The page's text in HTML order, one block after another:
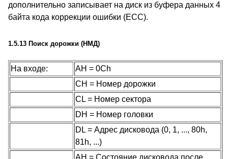
дополнительно записывает на диск из буфера данных 4
байта кода коррекции ошибки (ECC).
1.5.13 Поиск дорожки (НМД)
На входе:
AH = 0Ch
CH = Номер дорожки
CL = Номер сектора
DH = Номер головки
DL = Адрес дисковода (0, 1, ..., 80h,
81h, ...)
AH = Состояние дисковода после